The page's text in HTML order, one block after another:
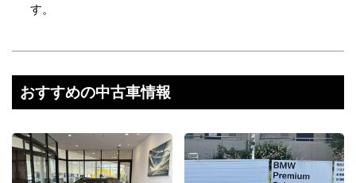
す。
おすすめの中古車情報